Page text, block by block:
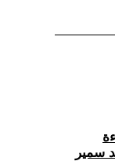
سمير